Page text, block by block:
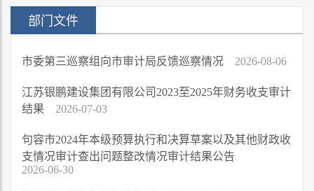
部门文件
市委第三巡察组向市审计局反馈巡察情况 2026-08-06
江苏银鹏建设集团有限公司2023至2025年财务收支审计
结果
2026-07-03
句容市2024年本级预算执行和决算草案以及其他财政收
支情况审计查出问题整改情况审计结果公告
2026-06-30